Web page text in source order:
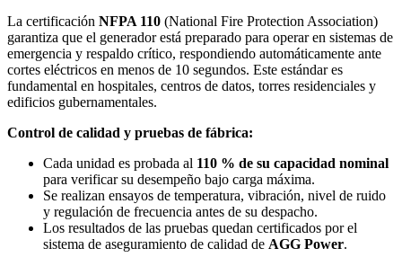
La certificación NFPA 110 (National Fire Protection Association)
garantiza que el generador está preparado para operar en sistemas de
emergencia y respaldo crítico, respondiendo automáticamente ante
cortes eléctricos en menos de 10 segundos. Este estándar es
fundamental en hospitales, centros de datos, torres residenciales y
edificios gubernamentales.
Control de calidad y pruebas de fábrica:
Cada unidad es probada al 110 % de su capacidad nominal
para verificar su desempeño bajo carga máxima.
Se realizan ensayos de temperatura, vibración, nivel de ruido
y regulación de frecuencia antes de su despacho.
Los resultados de las pruebas quedan certificados por el
sistema de aseguramiento de calidad de AGG Power.